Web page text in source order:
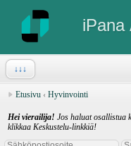
iPana
↓↓↓
Etusivu ‹ Hyvinvointi
Hei vierailija! Jos haluat osallistua
klikkaa Keskustelu-linkkiä!